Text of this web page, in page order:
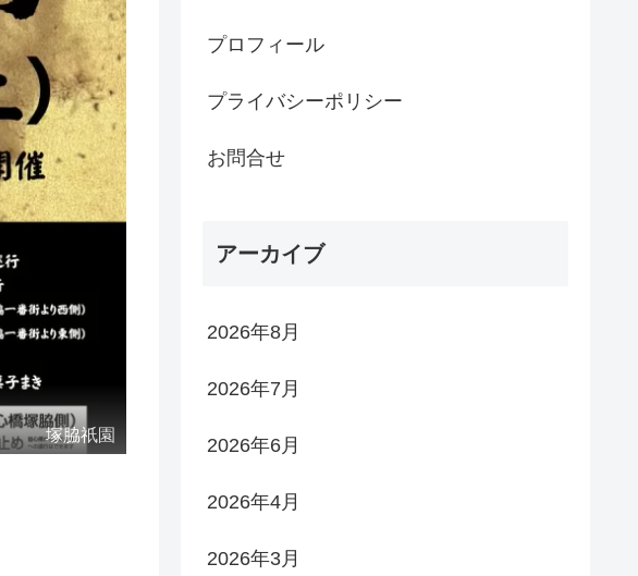
塚脇祇園
プロフィール
プライバシーポリシー
お問合せ
アーカイブ
2026年8月
2026年7月
2026年6月
2026年4月
2026年3月